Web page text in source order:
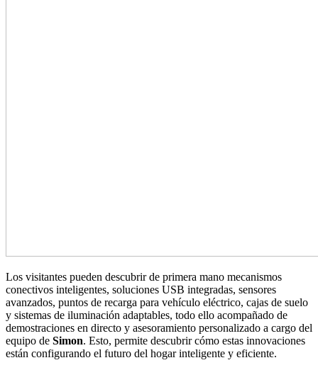
Los visitantes pueden descubrir de primera mano mecanismos
conectivos inteligentes, soluciones USB integradas, sensores
avanzados, puntos de recarga para vehículo eléctrico, cajas de suelo
y sistemas de iluminación adaptables, todo ello acompañado de
demostraciones en directo y asesoramiento personalizado a cargo del
equipo de Simon. Esto, permite descubrir cómo estas innovaciones
están configurando el futuro del hogar inteligente y eficiente.